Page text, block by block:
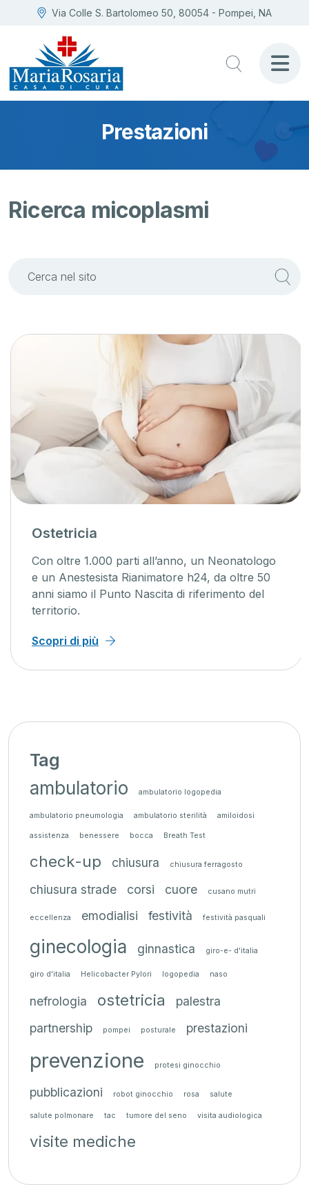
Via Colle S. Bartolomeo 50, 80054 - Pompei, NA
Prestazioni
Ricerca micoplasmi
Ostetricia
Con oltre 1.000 parti all’anno, un Neonatologo
e un Anestesista Rianimatore h24, da oltre 50
anni siamo il Punto Nascita di riferimento del
territorio.
Scopri di più
Tag
ambulatorio ambulatorio logopedia
ambulatorio pneumologia ambulatorio sterilità amiloidosi
assistenza benessere bocca Breath Test
check-up chiusura chiusura ferragosto
chiusura strade corsi cuore cusano mutri
eccellenza emodialisi festività festività pasquali
ginecologia ginnastica giro-e- d'italia
giro d'italia Helicobacter Pylori logopedia naso
nefrologia ostetricia
palestra
partnership
pompei posturale prestazioni
prevenzione protesi ginocchio
pubblicazioni robot ginocchio rosa salute
salute polmonare tac tumore del seno visita audiologica
visite mediche